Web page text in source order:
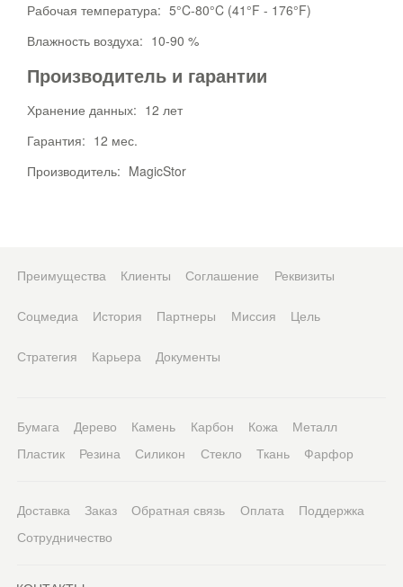
Рабочая температура: 5°C-80°C (41°F - 176°F)
Влажность воздуха: 10-90 %
Производитель и гарантии
Хранение данных: 12 лет
Гарантия: 12 мес.
Производитель: MagicStor
Преимущества Клиенты Соглашение Реквизиты
Соцмедиа История Партнеры Миссия Цель
Стратегия Карьера Документы
Бумага Дерево Камень Карбон Кожа
Металл
Пластик
Резина Силикон Стекло Ткань Фарфор
Доставка Заказ Обратная связь Оплата
Поддержка
Сотрудничество